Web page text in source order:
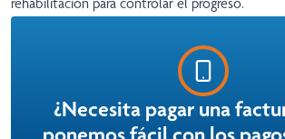
¿Necesita pagar una